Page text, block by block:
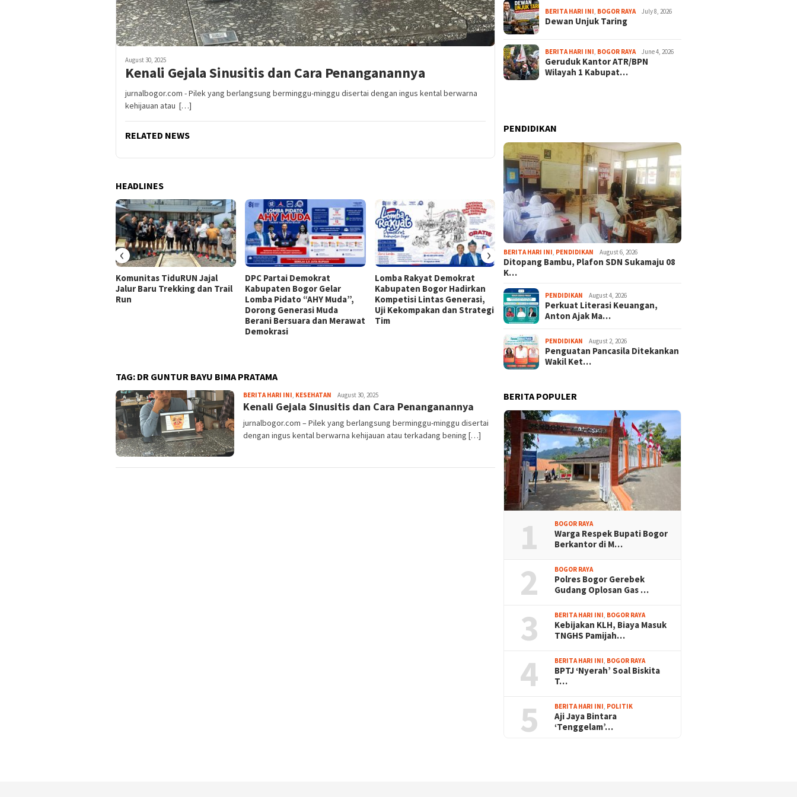
August 30, 2025
Kenali Gejala Sinusitis dan Cara Penanganannya
jurnalbogor.com - Pilek yang berlangsung berminggu-minggu disertai dengan ingus kental berwarna
kehijauan atau […]
RELATED NEWS
HEADLINES
Komunitas TiduRUN Jajal
Jalur Baru Trekking dan Trail
Run
DPC Partai Demokrat
Kabupaten Bogor Gelar
Lomba Pidato “AHY Muda”,
Dorong Generasi Muda
Berani Bersuara dan Merawat
Demokrasi
Lomba Rakyat Demokrat
Kabupaten Bogor Hadirkan
Kompetisi Lintas Generasi,
Uji Kekompakan dan Strategi
Tim
Keren! Dua Desa Wisata
Kabupaten Bogor Tembus
Top 15 Jawa Barat
‹ ›
TAG: DR GUNTUR BAYU BIMA PRATAMA
BERITA HARI INI, KESEHATAN Fredy
Kristianto
August 30, 2025
Kenali Gejala Sinusitis dan Cara Penanganannya
jurnalbogor.com – Pilek yang berlangsung berminggu-minggu disertai
dengan ingus kental berwarna kehijauan atau terkadang bening […]
BERITA HARI INI BOGOR RAYA July 8, 2026
Dewan Unjuk Taring
BERITA HARI INI BOGOR RAYA June 4, 2026
Geruduk Kantor ATR/BPN
Wilayah 1 Kabupat…
PENDIDIKAN
BERITA HARI INI PENDIDIKAN August 6, 2026
Ditopang Bambu, Plafon SDN Sukamaju 08
K…
PENDIDIKAN August 4, 2026
Perkuat Literasi Keuangan,
Anton Ajak Ma…
PENDIDIKAN August 2, 2026
Penguatan Pancasila Ditekankan
Wakil Ket…
BERITA POPULER
1 BOGOR RAYA
Warga Respek Bupati Bogor
Berkantor di M…
2 BOGOR RAYA
Polres Bogor Gerebek
Gudang Oplosan Gas …
3 BERITA HARI INI, BOGOR RAYA
Kebijakan KLH, Biaya Masuk
TNGHS Pamijah…
4 BERITA HARI INI, BOGOR RAYA
BPTJ ‘Nyerah’ Soal Biskita
T…
5 BERITA HARI INI, POLITIK
Aji Jaya Bintara
‘Tenggelam’…